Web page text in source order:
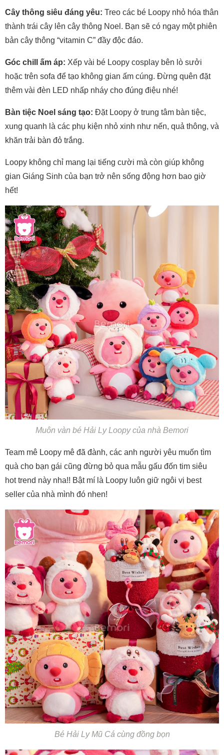
Cây thông siêu đáng yêu: Treo các bé Loopy nhỏ hóa thân
thành trái cây lên cây thông Noel. Bạn sẽ có ngay một phiên
bản cây thông “vitamin C” đầy độc đáo.
Góc chill ấm áp: Xếp vài bé Loopy cosplay bên lò sưởi
hoặc trên sofa để tạo không gian ấm cúng. Đừng quên đặt
thêm vài đèn LED nhấp nháy cho đúng điệu nhé!
Bàn tiệc Noel sáng tạo: Đặt Loopy ở trung tâm bàn tiệc,
xung quanh là các phụ kiện nhỏ xinh như nến, quả thông, và
khăn trải bàn đỏ trắng.
Loopy không chỉ mang lại tiếng cười mà còn giúp không
gian Giáng Sinh của bạn trở nên sống động hơn bao giờ
hết!
Muôn vàn bé Hải Ly Loopy của nhà Bemori
Team mê Loopy mê đã đành, các anh người yêu muốn tìm
quà cho bạn gái cũng đừng bỏ qua mẫu gấu đốn tim siêu
hot trend này nha!! Bật mí là Loopy luôn giữ ngôi vị best
seller của nhà mình đó nhen!
Bé Hải Ly Mũ Cá cùng đồng bọn